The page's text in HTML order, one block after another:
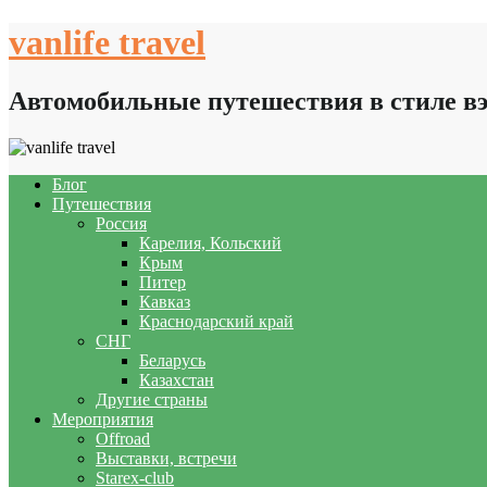
to
vanlife travel
Автомобильные путешествия в стиле
Блог
Путешествия
Россия
Карелия, Кольский
Крым
Питер
Кавказ
Краснодарский край
СНГ
Беларусь
Казахстан
Другие страны
Мероприятия
Offroad
Выставки, встречи
Starex-club